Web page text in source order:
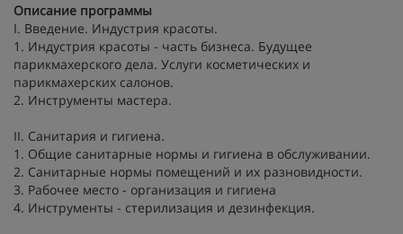
Описание программы
I. Введение. Индустрия красоты.
1. Индустрия красоты - часть бизнеса. Будущее
парикмахерского дела. Услуги косметических и
парикмахерских салонов.
2. Инструменты мастера.
II. Санитария и гигиена.
1. Общие санитарные нормы и гигиена в обслуживании.
2. Санитарные нормы помещений и их разновидности.
3. Рабочее место - организация и гигиена
4. Инструменты - стерилизация и дезинфекция.